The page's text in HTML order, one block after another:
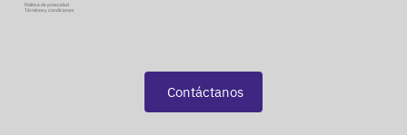
Política de privacidad
Términos y condiciones
Contáctanos